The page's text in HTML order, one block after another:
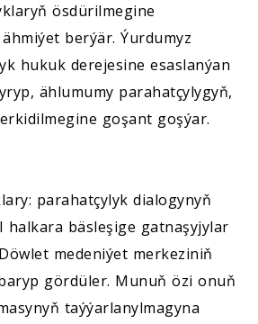
ösdürilmegine
berýär. Ýurdumyz
hukuk derejesine esaslanýan
ählumumy parahatçylygyň,
goşant goşýar.
parahatçylyk dialogynyň
halkara bäsleşige gatnaşyjylar
medeniýet merkeziniň
gördüler. Munuň özi onuň
taýýarlanylmagyna